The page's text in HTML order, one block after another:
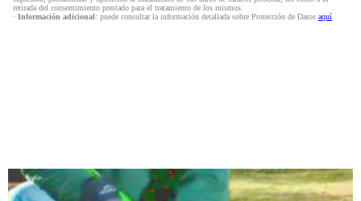
retirada del consentimiento prestado para el tratamiento de los mismos.
· Información adicional: puede consultar la información detallada sobre Protección de Datos aquí.